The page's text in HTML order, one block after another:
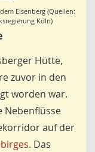
Eisenberg (Quellen:
Köln)
Hütte,
zuvor in den
worden war.
Nebenflüsse
auf der
. Das